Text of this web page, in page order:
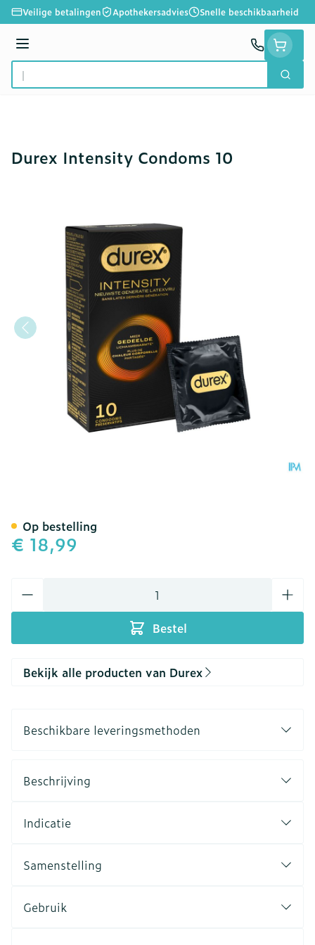
Ga naar de inhoud
Veilige betalingen Apothekersadvies Snelle beschikbaarheid
Menu
Product, merk, categorie...
Zoek
Durex Intensity Condoms 10
€ 18,99
Bestel
Op bestelling
Bekijk alle producten van Durex
Beschikbare leveringsmethoden
Beschrijving
Indicatie
Samenstelling
Gebruik